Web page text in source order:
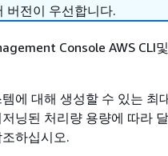
버전이 우선합니다.
Console AWS CLI
에 대해 생성할 수 있는 최
닝된 처리량 용량에 따라
하십시오.